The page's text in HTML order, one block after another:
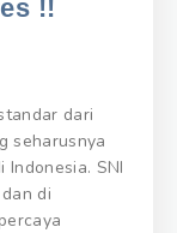
!!
dari
seharusnya
SNI
di